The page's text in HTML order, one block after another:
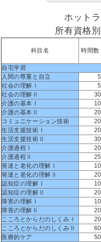
ホット
所有資格
科目名 時間数
自宅学習
人間の尊重と自立
5
社会の理解Ⅰ 5
社会の理解Ⅱ
30
介護の基本Ⅰ
10
介護の基本Ⅱ
20
コミュニケーション技術
20
生活支援技術Ⅰ
20
生活支援技術Ⅱ
30
介護過程Ⅰ
20
介護過程Ⅱ
25
発達と老化の理解Ⅰ
10
発達と老化の理解Ⅱ
20
認知症の理解Ⅰ
10
認知症の理解Ⅱ
20
障害の理解Ⅰ
10
障害の理解Ⅱ
20
こころとからだのしくみⅠ
20
こころとからだのしくみⅡ
60
医療的ケア
50